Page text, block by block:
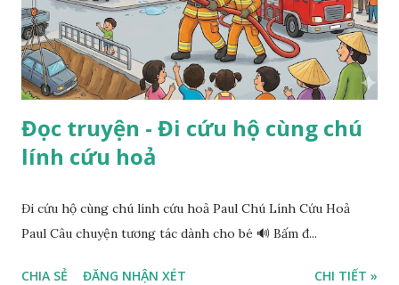
Đọc truyện - Đi cứu hộ cùng chú
lính cứu hoả
Đi cứu hộ cùng chú lính cứu hoả Paul Chú Lính Cứu Hoả
Paul Câu chuyện tương tác dành cho bé 🔊 Bấm đ...
CHIA SẺ ĐĂNG NHẬN XÉT CHI TIẾT »